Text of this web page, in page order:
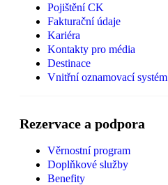
Pojištění CK
Fakturační údaje
Kariéra
Kontakty pro média
Destinace
Vnitřní oznamovací systém
Rezervace a podpora
Věrnostní program
Doplňkové služby
Benefity